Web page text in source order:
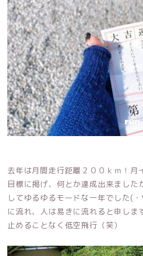
去年は月間走行距離２００ｋｍ！月
目標に掲げ、何とか達成出来ました
してゆるゆるモードな一年でした(
に流れ、人は易きに流れると申しま
止めることなく低空飛行（笑）